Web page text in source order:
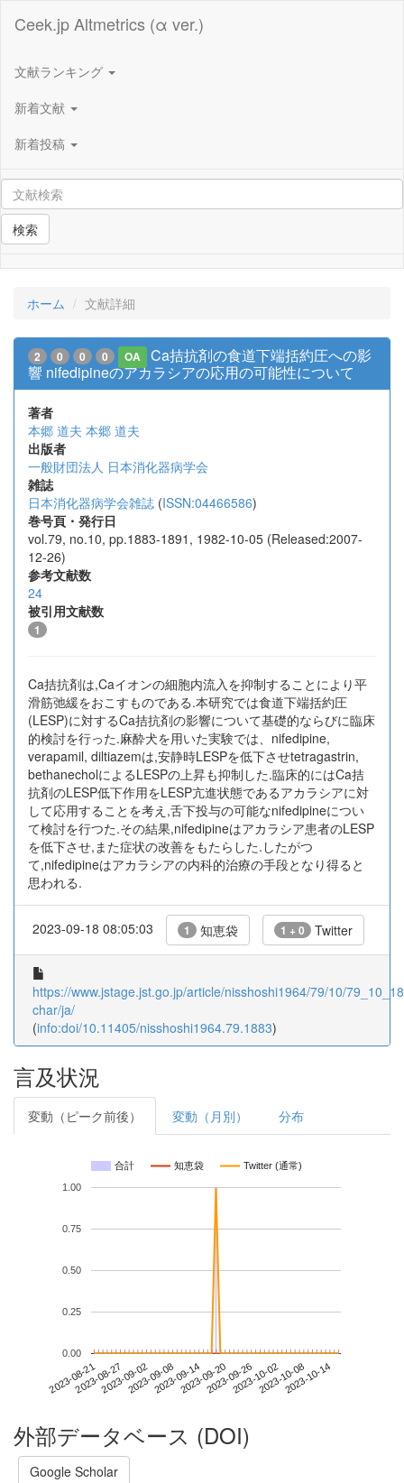
Ceek.jp Altmetrics (α ver.)
文献ランキング
新着文献
新着投稿
検索
ホーム 文献詳細
2 0 0 0 OA
Ca拮抗剤の食道下端括約圧への影
響 nifedipineのアカラシアの応用の可能性について
著者
本郷 道夫 本郷 道夫
出版者
一般財団法人 日本消化器病学会
雑誌
日本消化器病学会雑誌 (ISSN:04466586)
巻号頁・発行日
vol.79, no.10, pp.1883-1891, 1982-10-05 (Released:2007-
12-26)
参考文献数
24
被引用文献数
1
Ca拮抗剤は,Caイオンの細胞内流入を抑制することにより平
滑筋弛緩をおこすものである.本研究では食道下端括約圧
(LESP)に対するCa拮抗剤の影響について基礎的ならびに臨床
的検討を行った.麻酔犬を用いた実験では、nifedipine,
verapamil, diltiazemは,安静時LESPを低下させtetragastrin,
bethanecholによるLESPの上昇も抑制した.臨床的にはCa拮
抗剤のLESP低下作用をLESP亢進状態であるアカラシアに対
して応用することを考え,舌下投与の可能なnifedipineについ
て検討を行つた.その結果,nifedipineはアカラシア患者のLESP
を低下させ,また症状の改善をもたらした.したがつ
て,nifedipineはアカラシアの内科的治療の手段となり得ると
思われる.
2023-09-18 08:05:03 1 知恵袋 1 + 0 Twitter
https://www.jstage.jst.go.jp/article/nisshoshi1964/79/10/
char/ja/
(info:doi/10.11405/nisshoshi1964.79.1883)
言及状況
変動（ピーク前後） 変動（月別） 分布
合計 知恵袋 Twitter (通常)
2023-08-212023-08-272023-09-022023-09-082023-09-142023-09-202023-09-262023-10-022023-10-082023-10-14
0.00
0.25
0.50
0.75
1.00
外部データベース (DOI)
Google Scholar